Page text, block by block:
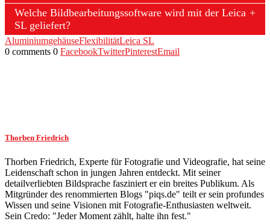
Welche Bildbearbeitungssoftware wird mit der Leica
SL geliefert?
AluminiumgehäuseFlexibilitätLeica SL
0 comments 0 FacebookTwitterPinterestEmail
Thorben Friedrich
Thorben Friedrich, Experte für Fotografie und Videografie, hat seine
Leidenschaft schon in jungen Jahren entdeckt. Mit seiner
detailverliebten Bildsprache fasziniert er ein breites Publikum. Als
Mitgründer des renommierten Blogs "piqs.de" teilt er sein profundes
Wissen und seine Visionen mit Fotografie-Enthusiasten weltweit.
Sein Credo: "Jeder Moment zählt, halte ihn fest."